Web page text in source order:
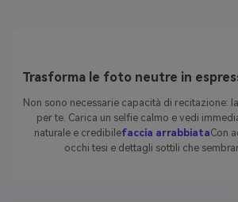
Trasforma le foto neutre in
Non sono necessarie capacità di recitazione:
per te. Carica un selfie calmo e vedi
naturale e credibilefaccia arrabbiataCon
occhi tesi e dettagli sottili che